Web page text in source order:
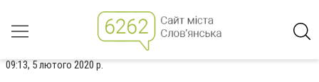
09:13, 5 лютого 2020 р.